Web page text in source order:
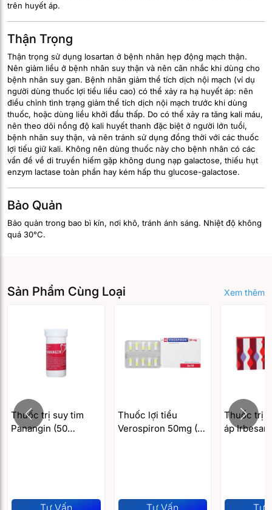
trên huyết áp.
Thận Trọng
Thận trọng sử dụng losartan ở bệnh nhân hẹp động mạch thận.
Nên giảm liều ở bệnh nhân suy thận và nên cân nhắc khi dùng cho
bệnh nhân suy gan. Bệnh nhân giảm thể tích dịch nội mạch (ví dụ
người dùng thuốc lợi tiểu liều cao) có thể xảy ra hạ huyết áp: nên
điều chỉnh tình trạng giảm thể tích dịch nội mạch trước khi dùng
thuốc, hoặc dùng liều khởi đầu thấp. Do có thể xảy ra tăng kali máu,
nên theo dõi nồng độ kali huyết thanh đặc biệt ở người lớn tuổi,
bệnh nhân suy thận, và nên tránh sử dụng đồng thời với các thuốc
lợi tiếu giữ kali. Không nên dùng thuốc này cho bệnh nhân có các
vẩn đề về di truyền hiếm gặp không dung nạp galactose, thiếu hụt
enzym lactase toàn phần hay kém hấp thu glucose-galactose.
Bảo Quản
Bảo quản trong bao bì kín, nơi khô, tránh ánh sáng. Nhiệt độ không
quá 30°C.
Sản Phẩm Cùng Loại Xem thêm
Thuốc trị suy tim
Panangin (50
Tư Vấn
Thuốc lợi tiểu
Verospiron 50mg (3
Tư Vấn
Thuốc trị
áp
Tư